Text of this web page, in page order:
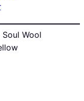
Wool